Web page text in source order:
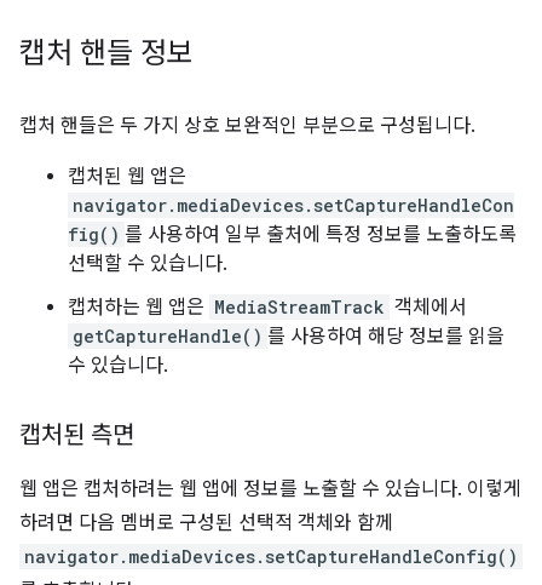
캡처 핸들 정보
캡처 핸들은 두 가지 상호 보완적인 부분으로 구성됩니다.
캡처된 웹 앱은
navigator.mediaDevices.setCaptureHandleCon
fig() 를 사용하여 일부 출처에 특정 정보를 노출하도록
선택할 수 있습니다.
캡처하는 웹 앱은 MediaStreamTrack 객체에서
getCaptureHandle() 를 사용하여 해당 정보를 읽을
수 있습니다.
캡처된 측면
웹 앱은 캡처하려는 웹 앱에 정보를 노출할 수 있습니다. 이렇게
하려면 다음 멤버로 구성된 선택적 객체와 함께
navigator.mediaDevices.setCaptureHandleConfig()